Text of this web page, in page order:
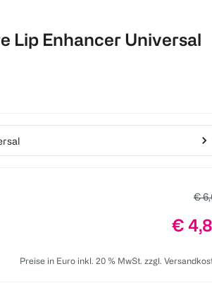
Lip Enhancer Universal
€
€
Preise in Euro inkl. 20 % MwSt. zzgl.